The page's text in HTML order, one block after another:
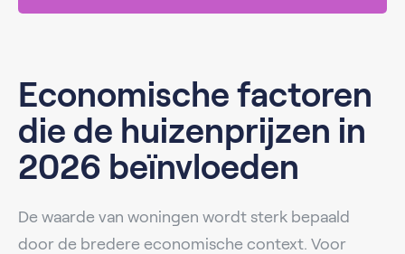
Economische factoren
die de huizenprijzen in
2026 beïnvloeden
De waarde van woningen wordt sterk bepaald
door de bredere economische context. Voor